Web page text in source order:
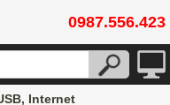
0987.556.423
Internet